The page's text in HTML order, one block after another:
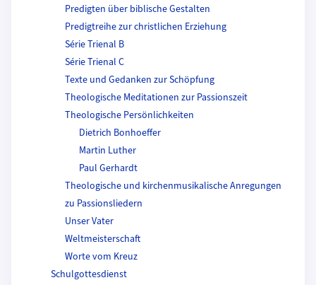
Predigten über biblische Gestalten
Predigtreihe zur christlichen Erziehung
Série Trienal B
Série Trienal C
Texte und Gedanken zur Schöpfung
Theologische Meditationen zur Passionszeit
Theologische Persönlichkeiten
Dietrich Bonhoeffer
Martin Luther
Paul Gerhardt
Theologische und kirchenmusikalische Anregungen
zu Passionsliedern
Unser Vater
Weltmeisterschaft
Worte vom Kreuz
Schulgottesdienst